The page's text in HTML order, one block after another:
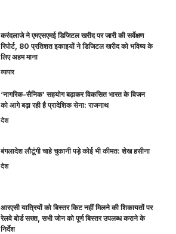
करंदलाजे ने एमएसएमई डिजिटल खरीद पर जारी की सर्वेक्षण
रिपोर्ट, 80 प्रतिशत इकाइयों ने डिजिटल खरीद को भविष्य के
लिए अहम माना
व्यापार
‘नागरिक-सैनिक’ सहयोग बढ़ाकर विकसित भारत के विजन
को आगे बढ़ा रही है प्रादेशिक सेना: राजनाथ
देश
बंगलादेश लौटूंगी चाहे चुकानी पड़े कोई भी कीमत: शेख हसीना
देश
आरएसी यात्रियों को बिस्तर किट नहीं मिलने की शिकायतों पर
रेलवे बोर्ड सख्त, सभी जोन को पूर्ण बिस्तर उपलब्ध कराने के
निर्देश